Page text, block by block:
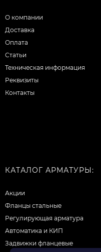
О компании
Доставка
Оплата
Статьи
Техническая информация
Реквизиты
Контакты
КАТАЛОГ АРМАТУРЫ:
Акции
Фланцы стальные
Регулирующая арматура
Автоматика и КИП
Задвижки фланцевые